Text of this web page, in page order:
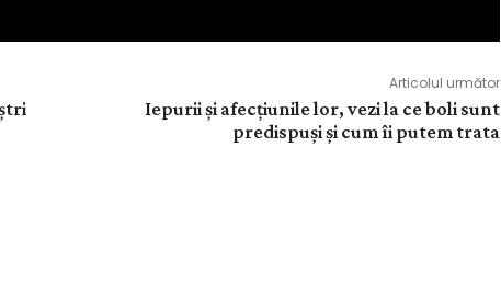
Articolul următor
Iepurii și afecțiunile lor, vezi la ce boli sunt
predispuși și cum îi putem trata